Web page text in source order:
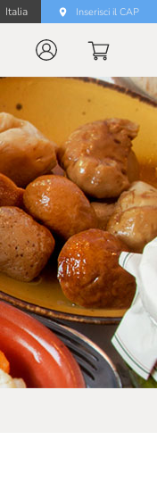
Italia Inserisci il CAP